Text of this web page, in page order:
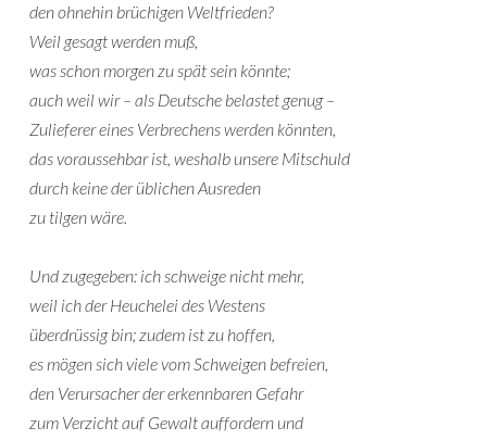
den ohnehin brüchigen Weltfrieden?
Weil gesagt werden muß,
was schon morgen zu spät sein könnte;
auch weil wir – als Deutsche belastet genug –
Zulieferer eines Verbrechens werden könnten,
das voraussehbar ist, weshalb unsere Mitschuld
durch keine der üblichen Ausreden
zu tilgen wäre.
Und zugegeben: ich schweige nicht mehr,
weil ich der Heuchelei des Westens
überdrüssig bin; zudem ist zu hoffen,
es mögen sich viele vom Schweigen befreien,
den Verursacher der erkennbaren Gefahr
zum Verzicht auf Gewalt auffordern und